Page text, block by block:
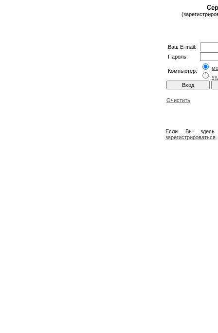
Ваш E-mail:
Пароль:
Компьютер:
Очистить
Если Вы
зарегистрироваться